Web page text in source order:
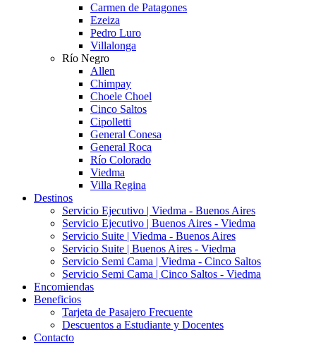
Carmen de Patagones
Ezeiza
Pedro Luro
Villalonga
Río Negro
Allen
Chimpay
Choele Choel
Cinco Saltos
Cipolletti
General Conesa
General Roca
Río Colorado
Viedma
Villa Regina
Destinos
Servicio Ejecutivo | Viedma - Buenos Aires
Servicio Ejecutivo | Buenos Aires - Viedma
Servicio Suite | Viedma - Buenos Aires
Servicio Suite | Buenos Aires - Viedma
Servicio Semi Cama | Viedma - Cinco Saltos
Servicio Semi Cama | Cinco Saltos - Viedma
Encomiendas
Beneficios
Tarjeta de Pasajero Frecuente
Descuentos a Estudiante y Docentes
Contacto